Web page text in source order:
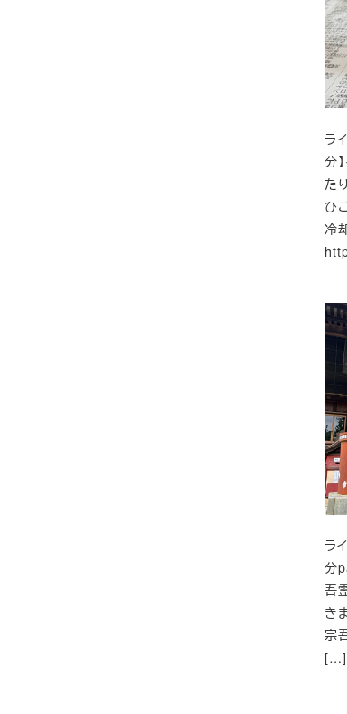
ラ
分
た
ひ
冷
ラ
分
吾
き
宗
[…]